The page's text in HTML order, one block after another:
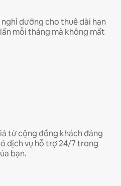
dưỡng cho thuê dài hạn
mỗi tháng mà không mất
từ cộng đồng khách đáng
dịch vụ hỗ trợ 24/7 trong
bạn.